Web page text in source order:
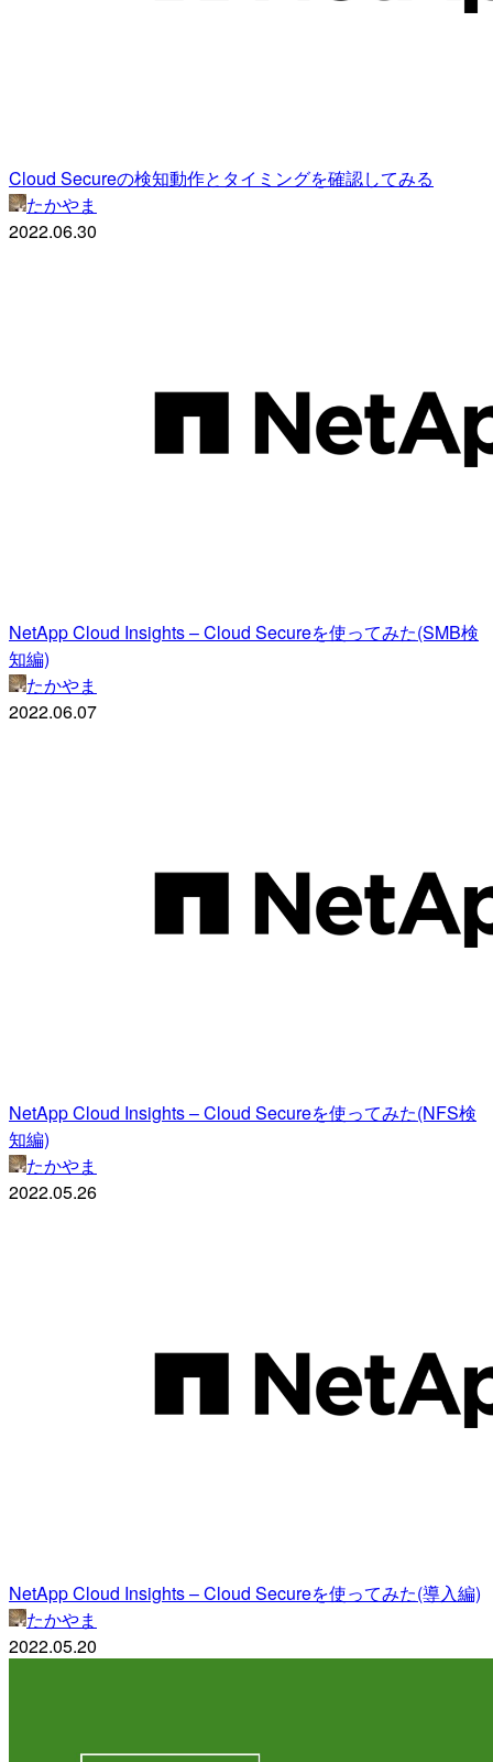
Cloud Secureの検知動作とタイミングを確認してみる
たかやま
2022.06.30
NetApp Cloud Insights – Cloud Secureを使ってみた(SMB検
知編)
たかやま
2022.06.07
NetApp Cloud Insights – Cloud Secureを使ってみた(NFS検
知編)
たかやま
2022.05.26
NetApp Cloud Insights – Cloud Secureを使ってみた(導入編)
たかやま
2022.05.20